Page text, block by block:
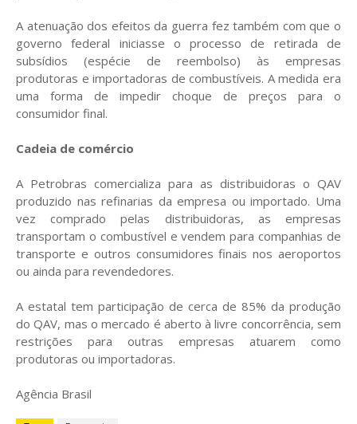
A atenuação dos efeitos da guerra fez também com que o
governo federal iniciasse o processo de retirada de
subsídios (espécie de reembolso) às empresas
produtoras e importadoras de combustíveis. A medida era
uma forma de impedir choque de preços para o
consumidor final.
Cadeia de comércio
A Petrobras comercializa para as distribuidoras o QAV
produzido nas refinarias da empresa ou importado. Uma
vez comprado pelas distribuidoras, as empresas
transportam o combustível e vendem para companhias de
transporte e outros consumidores finais nos aeroportos
ou ainda para revendedores.
A estatal tem participação de cerca de 85% da produção
do QAV, mas o mercado é aberto à livre concorrência, sem
restrições para outras empresas atuarem como
produtoras ou importadoras.
Agência Brasil